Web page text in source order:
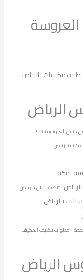
مكيفات بالرياض
الرياض
دبش العروسة بتبوك
بالرياض
بمكة
تنظيف فلل بالرياض
بالرياض
خطوات تنظيف المكيف
الرياض